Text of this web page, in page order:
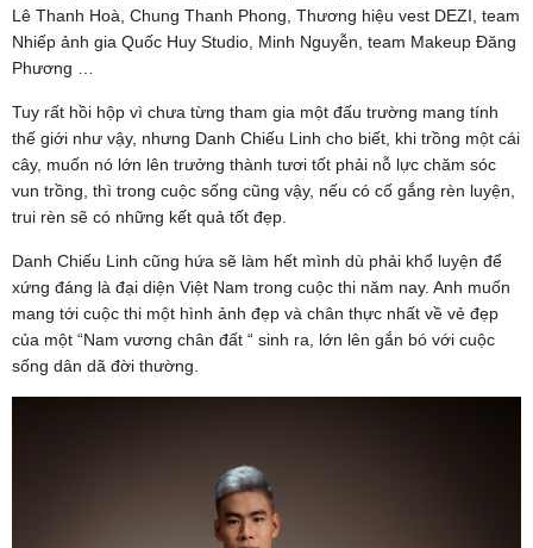
Lê Thanh Hoà, Chung Thanh Phong, Thương hiệu vest DEZI, team
Nhiếp ảnh gia Quốc Huy Studio, Minh Nguyễn, team Makeup Đăng
Phương …
Tuy rất hồi hộp vì chưa từng tham gia một đấu trường mang tính
thế giới như vậy, nhưng Danh Chiếu Linh cho biết, khi trồng một cái
cây, muốn nó lớn lên trưởng thành tươi tốt phải nỗ lực chăm sóc
vun trồng, thì trong cuộc sống cũng vậy, nếu có cố gắng rèn luyện,
trui rèn sẽ có những kết quả tốt đẹp.
Danh Chiếu Linh cũng hứa sẽ làm hết mình dù phải khổ luyện để
xứng đáng là đại diện Việt Nam trong cuộc thi năm nay. Anh muốn
mang tới cuộc thi một hình ảnh đẹp và chân thực nhất về vẻ đẹp
của một “Nam vương chân đất “ sinh ra, lớn lên gắn bó với cuộc
sống dân dã đời thường.